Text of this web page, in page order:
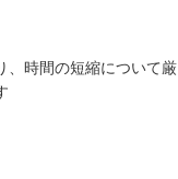
、時間の短縮について厳